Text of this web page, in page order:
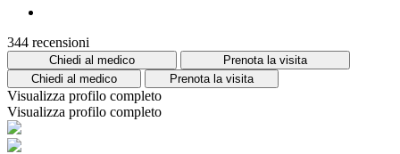
344 recensioni
Chiedi al medico
Prenota la visita
Chiedi al medico
Prenota la visita
Visualizza profilo completo
Visualizza profilo completo